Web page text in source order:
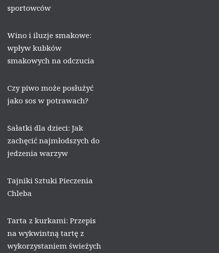
sportowców
Wino i iluzje smakowe:
wpływ kubków
smakowych na odczucia
Czy piwo może posłużyć
jako sos w potrawach?
Sałatki dla dzieci: Jak
zachęcić najmłodszych do
jedzenia warzyw
Tajniki Sztuki Pieczenia
Chleba
Tarta z kurkami: Przepis
na wykwintną tartę z
wykorzystaniem świeżych